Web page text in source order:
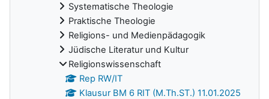
Systematische Theologie
Praktische Theologie
Religions- und Medienpädagogik
Jüdische Literatur und Kultur
Religionswissenschaft
Rep RW/IT
Klausur BM 6 RIT (M.Th.ST.) 11.01.2025